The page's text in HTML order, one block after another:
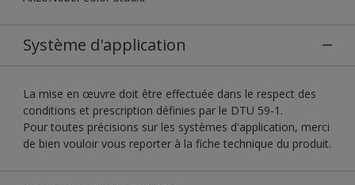
Système d'application
La mise en œuvre doit être effectuée dans le respect des
conditions et prescription définies par le DTU 59-1.
Pour toutes précisions sur les systèmes d'application, merci
de bien vouloir vous reporter à la fiche technique du produit.